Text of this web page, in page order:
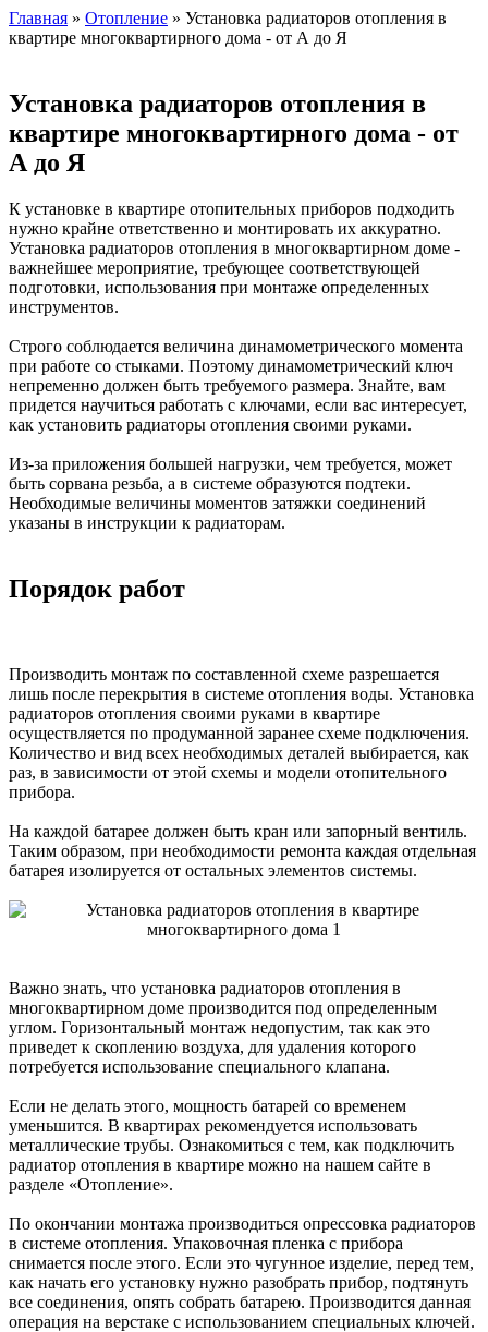
Главная » Отопление » Установка радиаторов отопления в
квартире многоквартирного дома - от А до Я
Установка радиаторов отопления в
квартире многоквартирного дома - от
А до Я
К установке в квартире отопительных приборов подходить
нужно крайне ответственно и монтировать их аккуратно.
Установка радиаторов отопления в многоквартирном доме -
важнейшее мероприятие, требующее соответствующей
подготовки, использования при монтаже определенных
инструментов.
Строго соблюдается величина динамометрического момента
при работе со стыками. Поэтому динамометрический ключ
непременно должен быть требуемого размера. Знайте, вам
придется научиться работать с ключами, если вас интересует,
как установить радиаторы отопления своими руками.
Из-за приложения большей нагрузки, чем требуется, может
быть сорвана резьба, а в системе образуются подтеки.
Необходимые величины моментов затяжки соединений
указаны в инструкции к радиаторам.
Порядок работ
Производить монтаж по составленной схеме разрешается
лишь после перекрытия в системе отопления воды. Установка
радиаторов отопления своими руками в квартире
осуществляется по продуманной заранее схеме подключения.
Количество и вид всех необходимых деталей выбирается, как
раз, в зависимости от этой схемы и модели отопительного
прибора.
На каждой батарее должен быть кран или запорный вентиль.
Таким образом, при необходимости ремонта каждая отдельная
батарея изолируется от остальных элементов системы.
Важно знать, что установка радиаторов отопления в
многоквартирном доме производится под определенным
углом. Горизонтальный монтаж недопустим, так как это
приведет к скоплению воздуха, для удаления которого
потребуется использование специального клапана.
Если не делать этого, мощность батарей со временем
уменьшится. В квартирах рекомендуется использовать
металлические трубы. Ознакомиться с тем, как подключить
радиатор отопления в квартире можно на нашем сайте в
разделе «Отопление».
По окончании монтажа производиться опрессовка радиаторов
в системе отопления. Упаковочная пленка с прибора
снимается после этого. Если это чугунное изделие, перед тем,
как начать его установку нужно разобрать прибор, подтянуть
все соединения, опять собрать батарею. Производится данная
операция на верстаке с использованием специальных ключей.